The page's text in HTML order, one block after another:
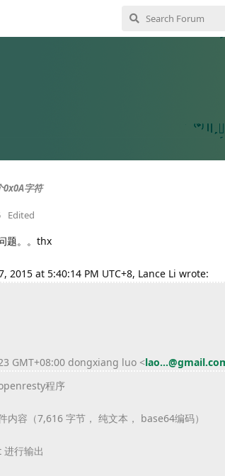
字符
Edited
题。。thx
2015 at 5:40:14 PM UTC+8, Lance Li wrote:
GMT+08:00 dongxiang luo <
程序
内容（7,616 字节， 纯文本， base64编码）
行输出